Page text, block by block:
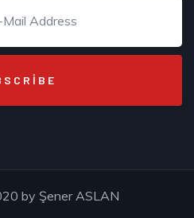
by Şener ASLAN